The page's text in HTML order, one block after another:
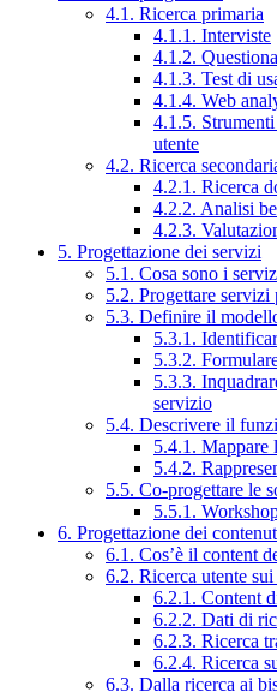
4.1. Ricerca primaria
4.1.1. Interviste
4.1.2.
4.1.3. Test di
4.1.4. Web
4.1.5. Strumenti
utente
4.2. Ricerca
4.2.1. Ricerca
4.2.2. Analisi
4.2.3.
5. Progettazione dei servizi
5.1. Cosa sono i
5.2. Progettare
5.3. Definire il
5.3.1.
5.3.2.
5.3.3.
servizio
5.4. Descrivere il
5.4.1. Mappare
5.4.2.
5.5. Co-progettare le
5.5.1.
6. Progettazione dei
6.1. Cos’è il content
6.2. Ricerca utente
6.2.1. Content
6.2.2. Dati di
6.2.3. Ricerca
6.2.4. Ricerca
6.3. Dalla ricerca ai